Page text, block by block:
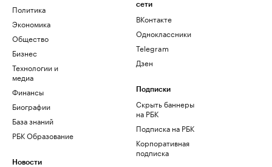
Политика
Экономика
Общество
Бизнес
Технологии и
медиа
Финансы
Биографии
База знаний
РБК Образование
Новости
сети
ВКонтакте
Одноклассники
Telegram
Дзен
Подписки
Скрыть баннеры
на РБК
Подписка на РБК
Корпоративная
подписка